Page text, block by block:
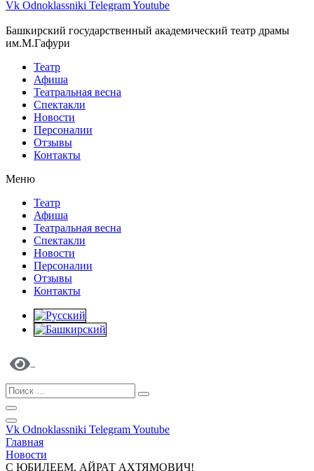
Vk Odnoklassniki TelegramYoutube
Башкирский государственный академический театр драмы
им.М.Гафури
Театр
Афиша
Театральная весна
Спектакли
Новости
Персоналии
Отзывы
Контакты
Меню
Театр
Афиша
Театральная весна
Спектакли
Новости
Персоналии
Отзывы
Контакты
Vk Odnoklassniki TelegramYoutube
Главная
Новости
С ЮБИЛЕЕМ, АЙРАТ АХТЯМОВИЧ!